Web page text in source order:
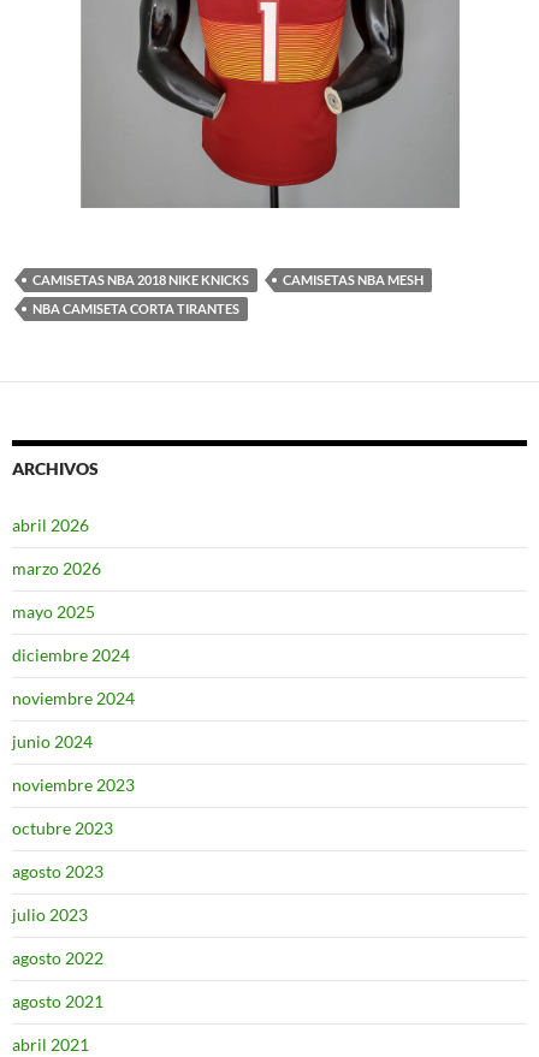
CAMISETAS NBA 2018 NIKE KNICKS
CAMISETAS NBA MESH
NBA CAMISETA CORTA TIRANTES
ARCHIVOS
abril 2026
marzo 2026
mayo 2025
diciembre 2024
noviembre 2024
junio 2024
noviembre 2023
octubre 2023
agosto 2023
julio 2023
agosto 2022
agosto 2021
abril 2021